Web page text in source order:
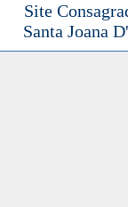
Site
Santa Joana